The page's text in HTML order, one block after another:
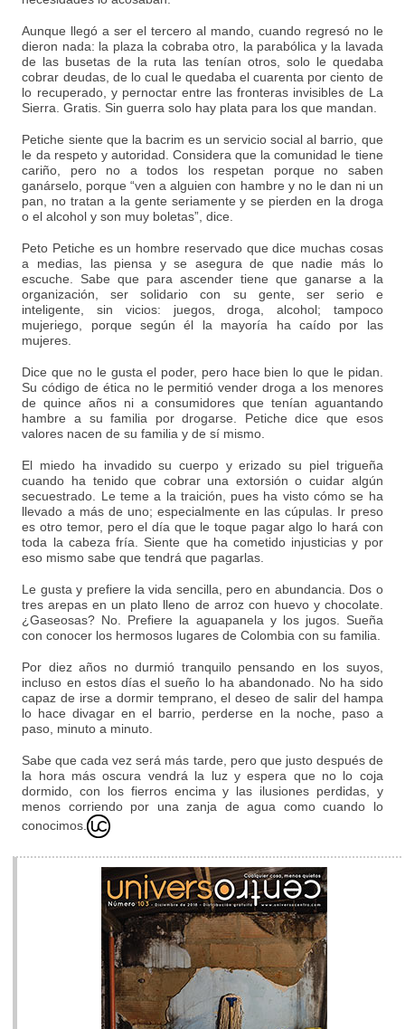
Aunque llegó a ser el tercero al mando, cuando regresó no le
dieron nada: la plaza la cobraba otro, la parabólica y la lavada
de las busetas de la ruta las tenían otros, solo le quedaba
cobrar deudas, de lo cual le quedaba el cuarenta por ciento de
lo recuperado, y pernoctar entre las fronteras invisibles de La
Sierra. Gratis. Sin guerra solo hay plata para los que mandan.
Petiche siente que la bacrim es un servicio social al barrio, que
le da respeto y autoridad. Considera que la comunidad le tiene
cariño, pero no a todos los respetan porque no saben
ganárselo, porque “ven a alguien con hambre y no le dan ni un
pan, no tratan a la gente seriamente y se pierden en la droga
o el alcohol y son muy boletas”, dice.
Peto Petiche es un hombre reservado que dice muchas cosas
a medias, las piensa y se asegura de que nadie más lo
escuche. Sabe que para ascender tiene que ganarse a la
organización, ser solidario con su gente, ser serio e
inteligente, sin vicios: juegos, droga, alcohol; tampoco
mujeriego, porque según él la mayoría ha caído por las
mujeres.
Dice que no le gusta el poder, pero hace bien lo que le pidan.
Su código de ética no le permitió vender droga a los menores
de quince años ni a consumidores que tenían aguantando
hambre a su familia por drogarse. Petiche dice que esos
valores nacen de su familia y de sí mismo.
El miedo ha invadido su cuerpo y erizado su piel trigueña
cuando ha tenido que cobrar una extorsión o cuidar algún
secuestrado. Le teme a la traición, pues ha visto cómo se ha
llevado a más de uno; especialmente en las cúpulas. Ir preso
es otro temor, pero el día que le toque pagar algo lo hará con
toda la cabeza fría. Siente que ha cometido injusticias y por
eso mismo sabe que tendrá que pagarlas.
Le gusta y prefiere la vida sencilla, pero en abundancia. Dos o
tres arepas en un plato lleno de arroz con huevo y chocolate.
¿Gaseosas? No. Prefiere la aguapanela y los jugos. Sueña
con conocer los hermosos lugares de Colombia con su familia.
Por diez años no durmió tranquilo pensando en los suyos,
incluso en estos días el sueño lo ha abandonado. No ha sido
capaz de irse a dormir temprano, el deseo de salir del hampa
lo hace divagar en el barrio, perderse en la noche, paso a
paso, minuto a minuto.
Sabe que cada vez será más tarde, pero que justo después de
la hora más oscura vendrá la luz y espera que no lo coja
dormido, con los fierros encima y las ilusiones perdidas, y
menos corriendo por una zanja de agua como cuando lo
conocimos.